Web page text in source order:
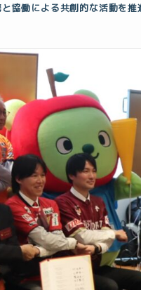
協働による共創的な活動を